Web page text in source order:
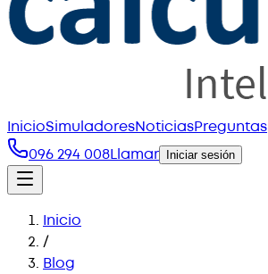
InicioSimuladoresNoticiasPreguntas
096 294 008Llamar Iniciar sesión
Inicio
/
Blog